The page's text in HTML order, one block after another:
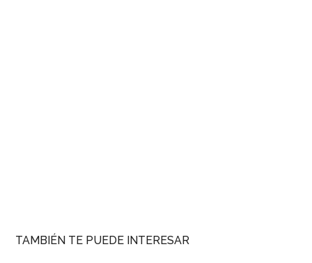
TAMBIÉN TE PUEDE INTERESAR